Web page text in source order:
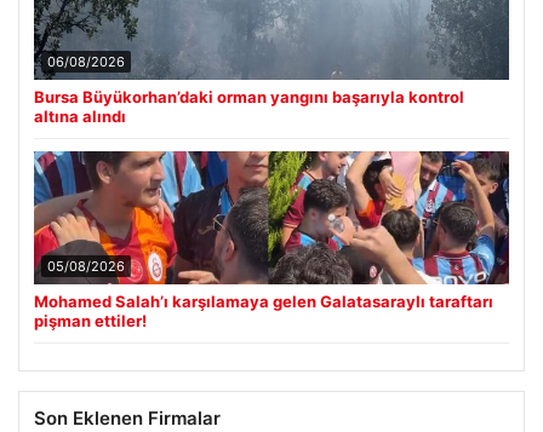
06/08/2026
Bursa Büyükorhan’daki orman yangını başarıyla kontrol
altına alındı
05/08/2026
Mohamed Salah’ı karşılamaya gelen Galatasaraylı taraftarı
pişman ettiler!
Son Eklenen Firmalar